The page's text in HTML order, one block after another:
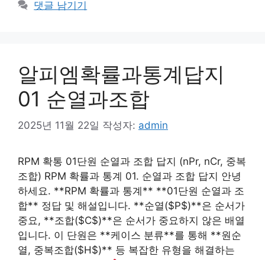
댓글 남기기
알피엠확률과통계답지
01 순열과조합
2025년 11월 22일 작성자: admin
RPM 확통 01단원 순열과 조합 답지 (nPr, nCr, 중복
조합) RPM 확률과 통계 01. 순열과 조합 답지 안녕
하세요. **RPM 확률과 통계** **01단원 순열과 조
합** 정답 및 해설입니다. **순열($P$)**은 순서가
중요, **조합($C$)**은 순서가 중요하지 않은 배열
입니다. 이 단원은 **케이스 분류**를 통해 **원순
열, 중복조합($H$)** 등 복잡한 유형을 해결하는